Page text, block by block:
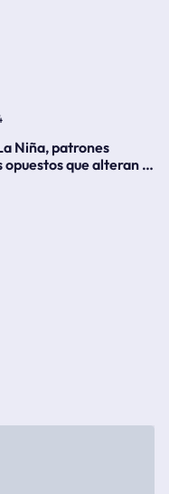
Niña, patrones
que alteran la